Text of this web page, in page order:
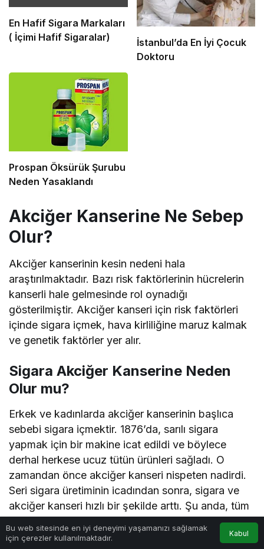
En Hafif Sigara Markaları
( İçimi Hafif Sigaralar)
İstanbul’da En İyi Çocuk
Doktoru
Prospan Öksürük Şurubu
Neden Yasaklandı
Akciğer Kanserine Ne Sebep
Olur?
Akciğer kanserinin kesin nedeni hala
araştırılmaktadır. Bazı risk faktörlerinin hücrelerin
kanserli hale gelmesinde rol oynadığı
gösterilmiştir. Akciğer kanseri için risk faktörleri
içinde sigara içmek, hava kirliliğine maruz kalmak
ve genetik faktörler yer alır.
Sigara Akciğer Kanserine Neden
Olur mu?
Erkek ve kadınlarda akciğer kanserinin başlıca
sebebi sigara içmektir. 1876’da, sarılı sigara
yapmak için bir makine icat edildi ve böylece
derhal herkese ucuz tütün ürünleri sağladı. O
zamandan önce akciğer kanseri nispeten nadirdi.
Seri sigara üretiminin icadından sonra, sigara ve
akciğer kanseri hızlı bir şekilde arttı. Şu anda, tüm
akciğer kanserlerinin yaklaşık% 90’ı sigara içmeye
bağlıdır. Radon gazı, kirlilik, toksinler ve diğer
Bu web sitesinde en iyi deneyimi yaşamanızı sağlamak
için çerezler kullanılmaktadır.
Kabul
Anasayfa Akış Bildirimler
0